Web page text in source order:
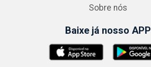
Sobre nós
Baixe já nosso APP